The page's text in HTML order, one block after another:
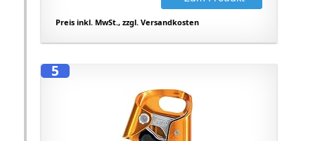
Preis inkl. MwSt., zzgl. Versandkosten
5